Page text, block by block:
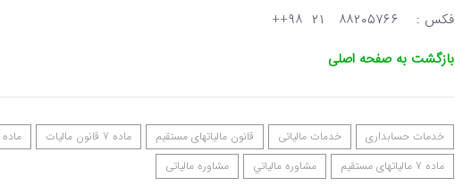
فکس : ۸۸۲۰۵۷۶۶ ۲۱ ۹۸++
بازگشت به صفحه اصلی
خدمات حسابداری خدمات مالیاتی قانون مالیاتهای مستقیم ماده 7 قانون مالیات
ماده 7 قانون مالیاتهای مستقیم
ماده 7 مالیاتهای مستقیم
مشاوره مالياتي مشاوره مالیاتی